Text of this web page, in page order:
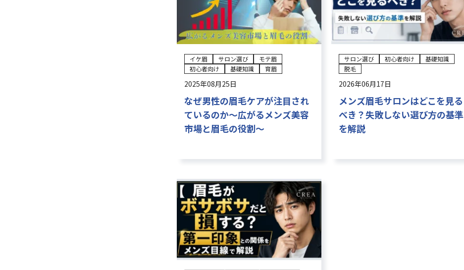
イケ眉 サロン選び
モテ眉
初心者向け
基礎知識 育眉
2025年08月25日
なぜ男性の眉毛ケアが注目され
ているのか〜広がるメンズ美容
市場と眉毛の役割〜
サロン選び 初心者向け
基礎知識
脱毛
2026年06月17日
メンズ眉毛サロンはどこを見る
べき？失敗しない選び方の基準
を解説